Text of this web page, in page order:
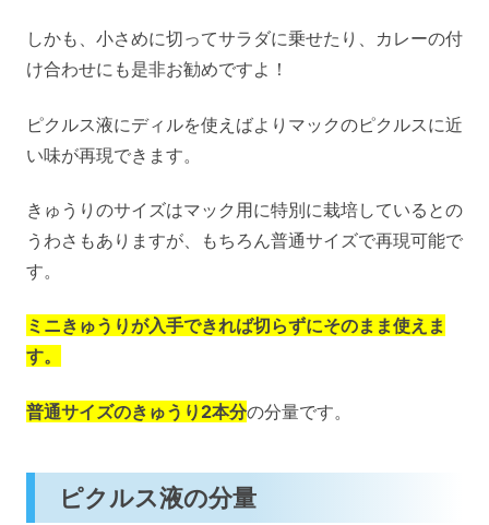
しかも、小さめに切ってサラダに乗せたり、カレーの付
け合わせにも是非お勧めですよ！
ピクルス液にディルを使えばよりマックのピクルスに近
い味が再現できます。
きゅうりのサイズはマック用に特別に栽培しているとの
うわさもありますが、もちろん普通サイズで再現可能で
す。
ミニきゅうりが入手できれば切らずにそのまま使えま
す。
普通サイズのきゅうり2本分の分量です。
ピクルス液の分量